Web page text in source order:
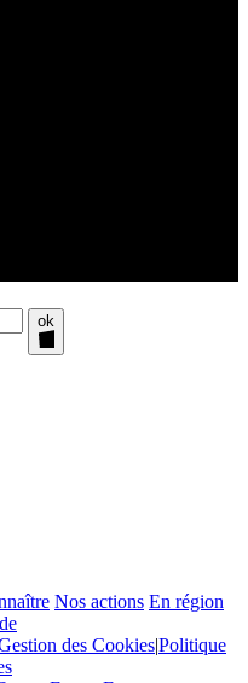
ok
Nos actions En région
des Cookies|Politique